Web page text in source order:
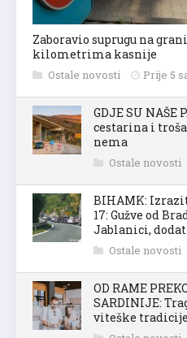
Zaboravio suprugu na
kilometrima kasnije
Ostale novosti Prije 5
GDJE SU NAŠE
cestarina i
nema
Ostale novosti
BIHAMK:
17: Gužve od
Jablanici,
Ostale novosti
OD RAME
SARDINIJE:
viteške tradicije